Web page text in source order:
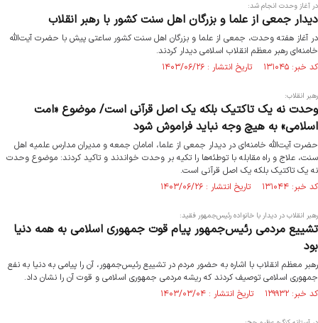
در آغاز وحدت انجام شد:
دیدار جمعی از علما و بزرگان اهل سنت کشور با رهبر انقلاب
در آغاز هفته وحدت، جمعی از علما و بزرگان اهل سنت کشور ساعتی پیش با حضرت آیت‌الله
خامنه‌ای رهبر معظم انقلاب اسلامی دیدار کردند.
کد خبر: ۱۳۱۰۴۵ تاریخ انتشار : ۱۴۰۳/۰۶/۲۶
رهبر انقلاب:
وحدت نه یک تاکتیک بلکه یک اصل قرآنی است/ موضوع «امت
اسلامی» به هیچ وجه نباید فراموش شود
حضرت آیت‌الله خامنه‌ای در دیدار جمعی از علما، امامان جمعه و مدیران مدارس علمیه اهل
سنت، علاج و راه مقابله با توطئه‌ها را تکیه بر وحدت خواندند و تاکید کردند: موضوع وحدت
نه یک تاکتیک بلکه یک اصل قرآنی است.
کد خبر: ۱۳۱۰۴۴ تاریخ انتشار : ۱۴۰۳/۰۶/۲۶
رهبر انقلاب در دیدار با خانواده رئیس‌جمهور فقید:
تشییع مردمی رئیس‌جمهور پیام قوت جمهوری اسلامی به همه‌ دنیا
بود
رهبر معظم انقلاب با اشاره به حضور مردم در تشییع رئیس‌جمهور، آن را پیامی به دنیا به نفع
جمهوری اسلامی توصیف کردند که ریشه مردمی جمهوری اسلامی و قوت آن را نشان داد.
کد خبر: ۱۲۹۹۳۲ تاریخ انتشار : ۱۴۰۳/۰۳/۰۴